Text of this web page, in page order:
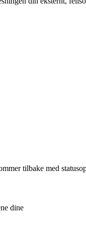
tilbake med
dine